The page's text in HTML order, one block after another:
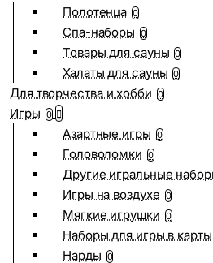
Полотенца 0
Спа-наборы 0
Товары для сауны 0
Халаты для сауны 0
Для творчества и хобби 0
Игры 0
Азартные игры 0
Головоломки 0
Другие игральные
Игры на воздухе 0
Мягкие игрушки 0
Наборы для игры в карты
Нарды 0